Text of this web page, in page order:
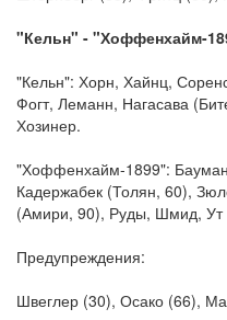
"Кельн" - "Хоффенхайм-
"Кельн": Хорн, Хайнц,
Фогт, Леманн, Нагасава
Хозинер.
"Хоффенхайм-1899":
Кадержабек (Толян, 60),
(Амири, 90), Руды, Шмид, Ут
Предупреждения:
Швеглер (30), Осако (66),